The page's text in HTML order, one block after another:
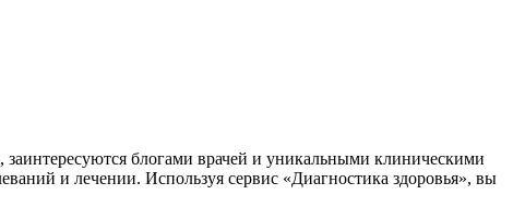
блогами врачей и уникальными клиническими
и лечении. Используя сервис «Диагностика здоровья», вы